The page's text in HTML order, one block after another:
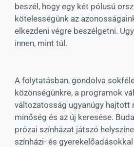
beszél, hogy egy két pólusú
kötelességünk az
elkezdeni végre beszélgetni.
innen, mint túl.
A folytatásban, gondolva
közönségünkre, a programok
változatosság ugyanúgy hajtott
minőség és az új keresése.
prózai színházat játszó
színházi- és